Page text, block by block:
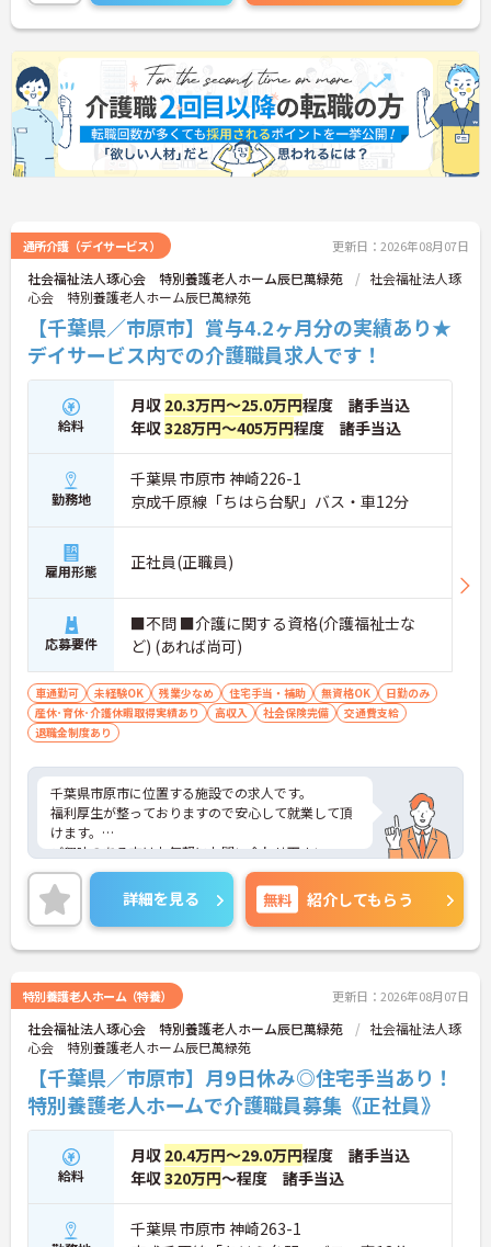
《おすすめポイント》
★ワークライフバランスを大切にできる環境です
・年間休日120日
・住宅手当あり
・再雇用制度あり
★未経験から介護のキャリアをスタートできます
・初任者研修以上で応募可能
・未経験相談可能
・生活支援から健康管理まで携われます
★地域に根差した歴史ある法人です
・1984年設立の社会福祉法人
・千葉市内で複数施設を運営
・地域の高齢者福祉を支える法人です
通所介護（デイサービス） 更新日：2026年08月07日
社会福祉法人琢心会 特別養護老人ホーム辰巳萬緑苑
社会福祉法人琢
心会 特別養護老人ホーム辰巳萬緑苑
【千葉県／市原市】賞与4.2ヶ月分の実績あり★
デイサービス内での介護職員求人です！
給料
月収 20.3万円～25.0万円程度 諸手当込
年収328万円～405万円程度 諸手当込
勤務地
千葉県 市原市 神崎226-1
京成千原線「ちはら台駅」バス・車12分
雇用形態 正社員(正職員)
応募要件
■不問 ■介護に関する資格(介護福祉士な
ど) (あれば尚可)
車通勤可 未経験OK 残業少なめ 住宅手当・補助 無資格OK
日勤のみ
産休･育休･介護休暇取得実績あり
高収入 社会保険完備
交通費支給
退職金制度あり
千葉県市原市に位置する施設での求人です。
福利厚生が整っておりますので安心して就業して頂
けます。
ご興味のある方はお気軽にお問い合わせ下さい。
詳細を見る 無料 紹介してもらう
特別養護老人ホーム（特養） 更新日：2026年08月07日
社会福祉法人琢心会 特別養護老人ホーム辰巳萬緑苑
社会福祉法人琢
心会 特別養護老人ホーム辰巳萬緑苑
【千葉県／市原市】月9日休み◎住宅手当あり！
特別養護老人ホームで介護職員募集《正社員》
給料
月収 20.4万円～29.0万円程度 諸手当込
年収320万円～程度 諸手当込
千葉県 市原市 神崎263-1